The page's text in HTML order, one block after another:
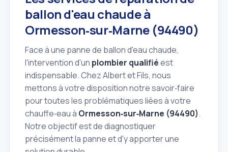
ballon d'eau chaude à
Ormesson‑sur‑Marne (94490)
Face à une panne de ballon d'eau chaude,
l'intervention d'un plombier qualifiéest
indispensable. Chez Albert et Fils, nous
mettons à votre disposition notre savoir‑faire
pour toutes les problématiques liées à votre
chauffe‑eau à Ormesson‑sur‑Marne (94490).
Notre objectif est de diagnostiquer
précisément la panne et d'y apporter une